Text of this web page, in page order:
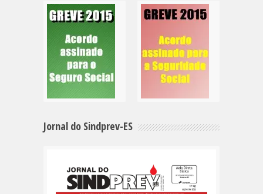
Jornal do Sindprev-ES